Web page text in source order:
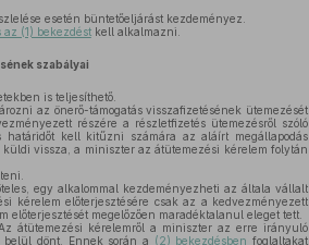
esetén büntetőeljárást kezdeményez.
az (1) bekezdéstkell alkalmazni.
szabályai
is teljesíthető.
az önerő-támogatás visszafizetésének ütemezését
részére a részletfizetés ütemezésről szóló
kell kitűzni számára az aláírt megállapodás
vissza, a miniszter az átütemezési kérelem folytán
egy alkalommal kezdeményezheti az általa vállalt
kérelem előterjesztésére csak az a kedvezményezett
megelőzően maradéktalanul eleget tett.
átütemezési kérelemről a miniszter az erre irányuló
belül dönt. Ennek során a (2) bekezdésben foglaltakat